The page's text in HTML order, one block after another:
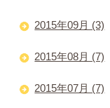
2015年09月 (3)
2015年08月 (7)
2015年07月 (7)